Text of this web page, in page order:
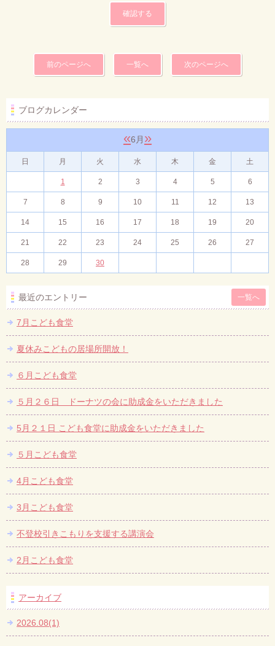
前のページへ 一覧へ 次のページへ
ブログカレンダー
«6月 »
日 月 火 水 木 金 土
1 2 3 4 5 6
7 8 9 10 11 12 13
14 15 16 17 18 19 20
21 22 23 24 25 26 27
28 29 30
最近のエントリー 一覧へ
7月こども食堂
夏休みこどもの居場所開放！
６月こども食堂
５月２６日 ドーナツの会に助成金をいただきました
5月２１日 こども食堂に助成金をいただきました
５月こども食堂
4月こども食堂
3月こども食堂
不登校引きこもりを支援する講演会
2月こども食堂
アーカイブ
2026.08(1)